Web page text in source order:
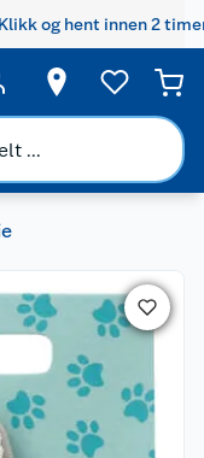
Klikk og hent innen 2